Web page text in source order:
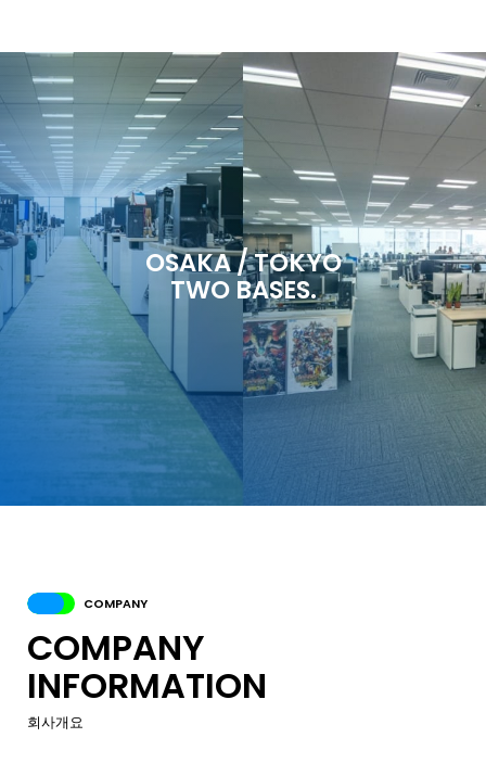
OSAKA / TOKYO
TWO BASES.
COMPANY
COMPANY
INFORMATION
회사개요